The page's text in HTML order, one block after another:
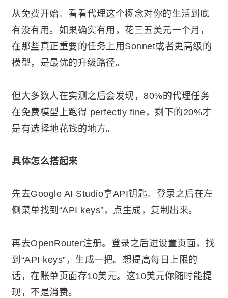
从免费开始。看看代理这个概念对你的生活到底
有没有用。如果确实有用，花三五美元一个月，
在那些真正重要的任务上用Sonnet或者更高级的
模型，是最优的升级路径。
但大多数人在实测之后会发现，80%的代理任务
在免费模型上跑得 perfectly fine，剩下的20%才
是有选择地花钱的地方。
具体怎么搭起来
先去Google AI Studio拿API钥匙。登录之后在左
侧菜单找到“API keys”，点生成，复制出来。
再去OpenRouter注册。登录之后进设置页面，找
到“API keys”，生成一把。想提高每日上限的
话，在账单页面存10美元。这10美元你随时能提
现，不是消费。